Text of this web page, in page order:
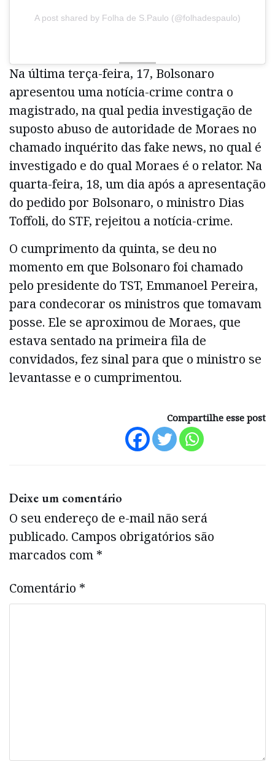
A post shared by Folha de S.Paulo (@folhadespaulo)
Na última terça-feira, 17, Bolsonaro
apresentou uma notícia-crime contra o
magistrado, na qual pedia investigação de
suposto abuso de autoridade de Moraes no
chamado inquérito das fake news, no qual é
investigado e do qual Moraes é o relator. Na
quarta-feira, 18, um dia após a apresentação
do pedido por Bolsonaro, o ministro Dias
Toffoli, do STF, rejeitou a notícia-crime.
O cumprimento da quinta, se deu no
momento em que Bolsonaro foi chamado
pelo presidente do TST, Emmanoel Pereira,
para condecorar os ministros que tomavam
posse. Ele se aproximou de Moraes, que
estava sentado na primeira fila de
convidados, fez sinal para que o ministro se
levantasse e o cumprimentou.
Compartilhe esse post
Deixe um comentário
O seu endereço de e-mail não será
publicado. Campos obrigatórios são
marcados com *
Comentário *